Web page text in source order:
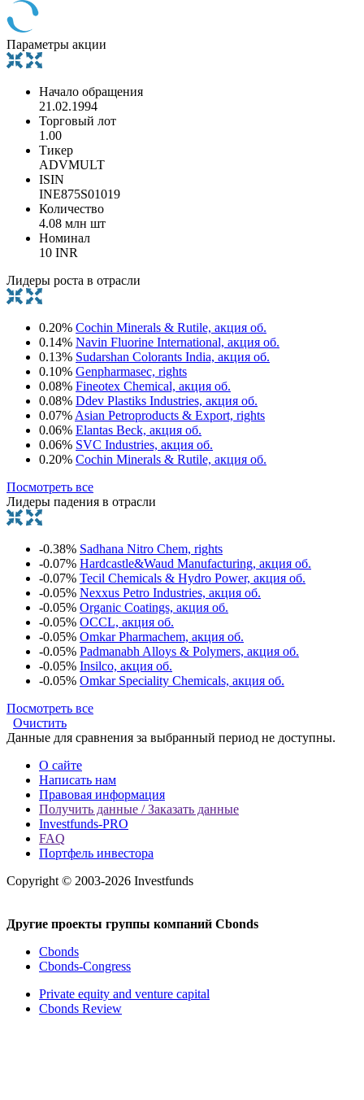
Параметры акции
Начало обращения
21.02.1994
Торговый лот
1.00
Тикер
ADVMULT
ISIN
INE875S01019
Количество
4.08 млн шт
Номинал
10 INR
Лидеры роста в отрасли
0.20% Cochin Minerals & Rutile, акция об.
0.14% Navin Fluorine International, акция об.
0.13% Sudarshan Colorants India, акция об.
0.10% Genpharmasec, rights
0.08% Fineotex Chemical, акция об.
0.08% Ddev Plastiks Industries, акция об.
0.07% Asian Petroproducts & Export, rights
0.06% Elantas Beck, акция об.
0.06% SVC Industries, акция об.
0.20% Cochin Minerals & Rutile, акция об.
Посмотреть все
Лидеры падения в отрасли
-0.38% Sadhana Nitro Chem, rights
-0.07% Hardcastle&Waud Manufacturing, акция об.
-0.07% Tecil Chemicals & Hydro Power, акция об.
-0.05% Nexxus Petro Industries, акция об.
-0.05% Organic Coatings, акция об.
-0.05% OCCL, акция об.
-0.05% Omkar Pharmachem, акция об.
-0.05% Padmanabh Alloys & Polymers, акция об.
-0.05% Insilco, акция об.
-0.05% Omkar Speciality Chemicals, акция об.
Посмотреть все
Очистить
Данные для сравнения за выбранный период не доступны.
О сайте
Написать нам
Правовая информация
Получить данные / Заказать данные
Investfunds-PRO
FAQ
Портфель инвестора
Copyright © 2003-2026 Investfunds
Другие проекты группы компаний Cbonds
Cbonds
Cbonds-Congress
Private equity and venture capital
Cbonds Review